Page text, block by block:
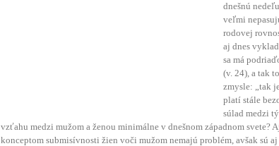
dnešnú
veľmi
rodovej
aj dnes
sa má
(v. 24), a tak
zmysle: „tak
platí stále
súlad medzi
vzťahu medzi mužom a ženou minimálne v dnešnom západnom svete?
konceptom submisívnosti žien voči mužom nemajú problém, avšak sú